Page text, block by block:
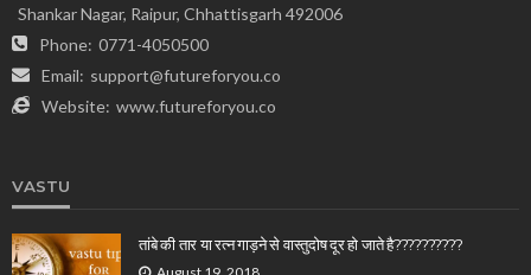
Shankar Nagar, Raipur, Chhattisgarh 492006
Phone: 0771-4050500
Email: support@futureforyou.co
Website: www.futureforyou.co
VASTU
तांबे की तार या रत्न गाड़ने से वास्तुदोष दूर हो जाते है??????????